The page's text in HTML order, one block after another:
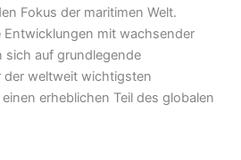
Fokus der maritimen Welt.
Entwicklungen mit wachsender
sich auf grundlegende
der weltweit wichtigsten
erheblichen Teil des globalen